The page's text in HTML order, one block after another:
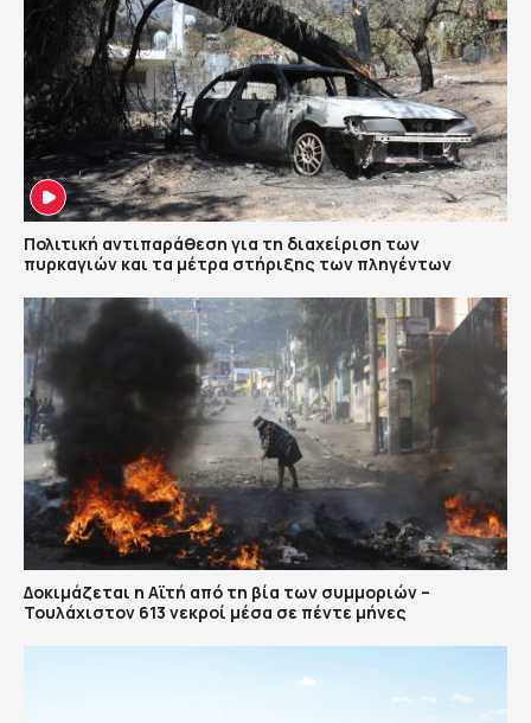
Πολιτική αντιπαράθεση για τη διαχείριση των
πυρκαγιών και τα μέτρα στήριξης των πληγέντων
Δοκιμάζεται η Αϊτή από τη βία των συμμοριών –
Τουλάχιστον 613 νεκροί μέσα σε πέντε μήνες